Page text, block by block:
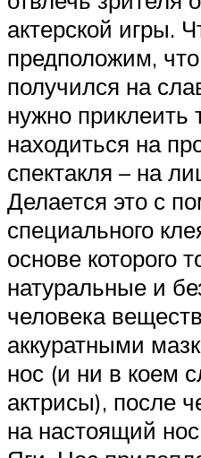
актерской игры.
предположим,
получился на
нужно приклеить
находиться на
спектакля – на
Делается это с
специального
основе которого
натуральные и
человека
аккуратными
нос (и ни в коем
актрисы), после
на настоящий